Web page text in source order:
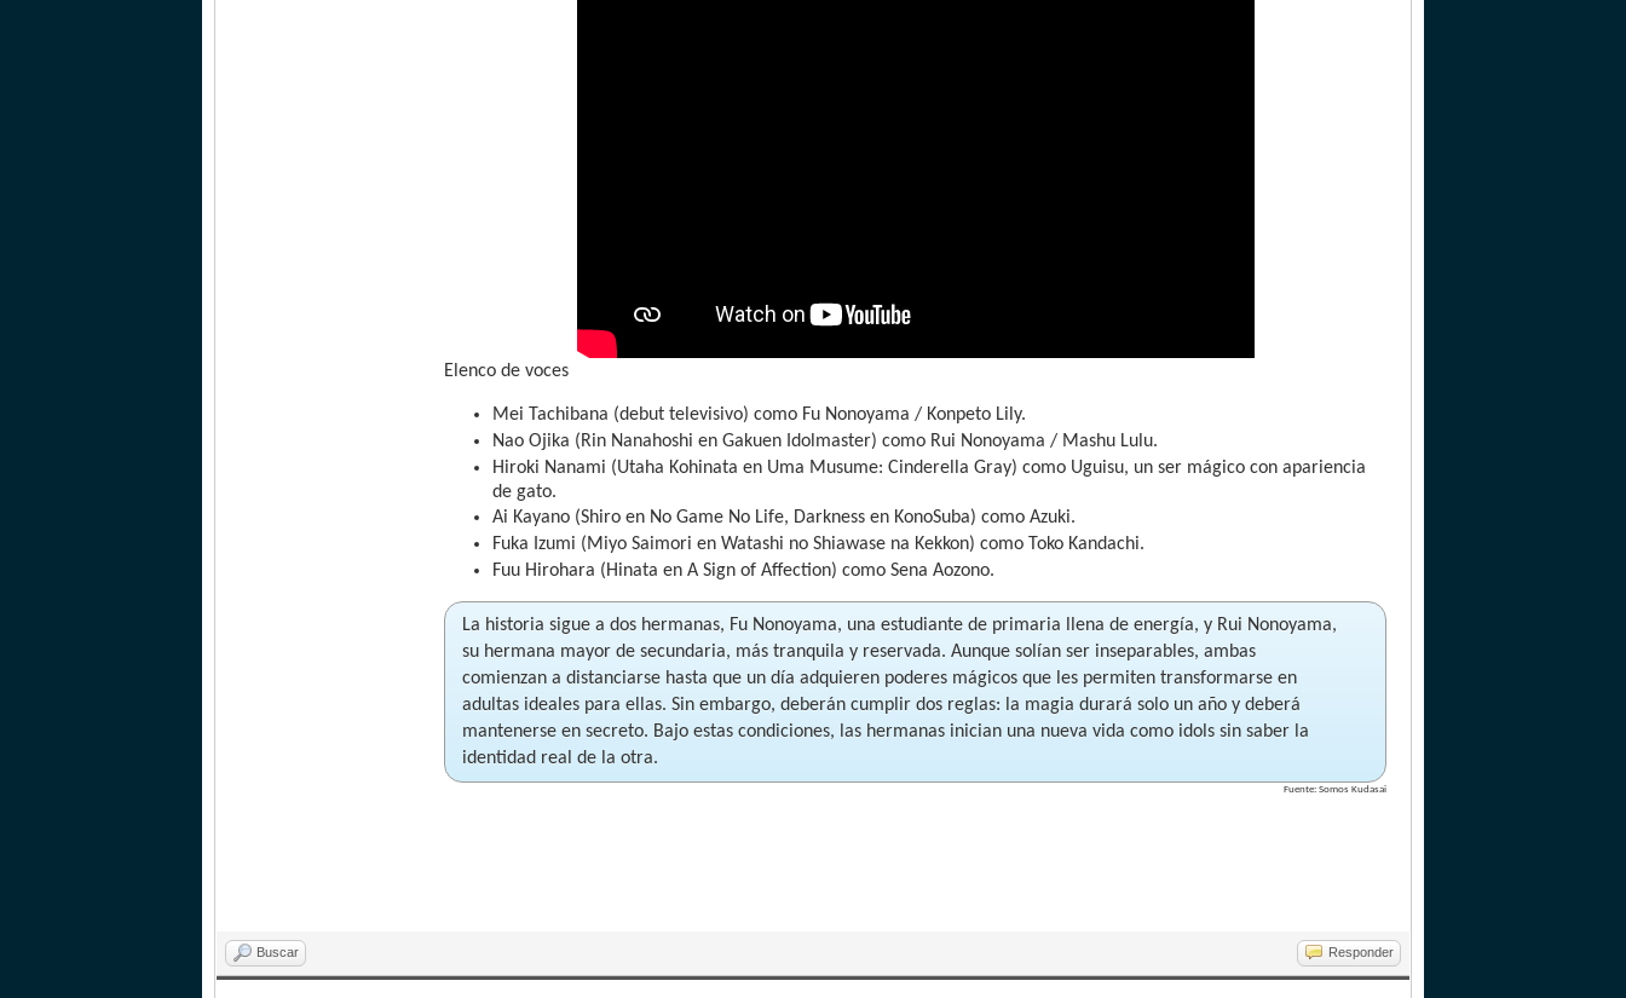
Elenco de voces
Mei Tachibana (debut televisivo) como Fu Nonoyama / Konpeto Lily.
Nao Ojika (Rin Nanahoshi en Gakuen Idolmaster) como Rui Nonoyama / Mashu Lulu.
Hiroki Nanami (Utaha Kohinata en Uma Musume: Cinderella Gray) como Uguisu, un ser mágico con apariencia
de gato.
Ai Kayano (Shiro en No Game No Life, Darkness en KonoSuba) como Azuki.
Fuka Izumi (Miyo Saimori en Watashi no Shiawase na Kekkon) como Toko Kandachi.
Fuu Hirohara (Hinata en A Sign of Affection) como Sena Aozono.
La historia sigue a dos hermanas, Fu Nonoyama, una estudiante de primaria llena de energía, y Rui Nonoyama,
su hermana mayor de secundaria, más tranquila y reservada. Aunque solían ser inseparables, ambas
comienzan a distanciarse hasta que un día adquieren poderes mágicos que les permiten transformarse en
adultas ideales para ellas. Sin embargo, deberán cumplir dos reglas: la magia durará solo un año y deberá
mantenerse en secreto. Bajo estas condiciones, las hermanas inician una nueva vida como idols sin saber la
identidad real de la otra.
Fuente: Somos Kudasai
Buscar Responder